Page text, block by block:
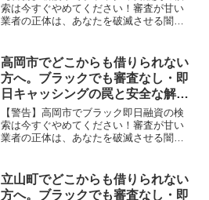
索は今すぐやめてください！審査が甘い
業者の正体は、あなたを破滅させる闇金
市で違法業者を避け、借金地獄から抜け
出した方々の実体験と確実な解決策を完
全公開。
高岡市でどこからも借りられない
方へ。ブラックでも審査なし・即
日キャッシングの罠と安全な解決
策
【警告】高岡市でブラック即日融資の検
索は今すぐやめてください！審査が甘い
業者の正体は、あなたを破滅させる闇金
市で違法業者を避け、借金地獄から抜け
出した方々の実体験と確実な解決策を完
立山町でどこからも借りられない
方へ。ブラックでも審査なし・即